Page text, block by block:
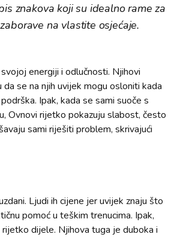
znakova koji su idealno rame za
na vlastite osjećaje.
energiji i odlučnosti. Njihovi
se na njih uvijek mogu osloniti kada
Ipak, kada se sami suoče s
Ovnovi rijetko pokazuju slabost, često
sami riješiti problem, skrivajući
Ljudi ih cijene jer uvijek znaju što
pomoć u teškim trenucima. Ipak,
dijele. Njihova tuga je duboka i